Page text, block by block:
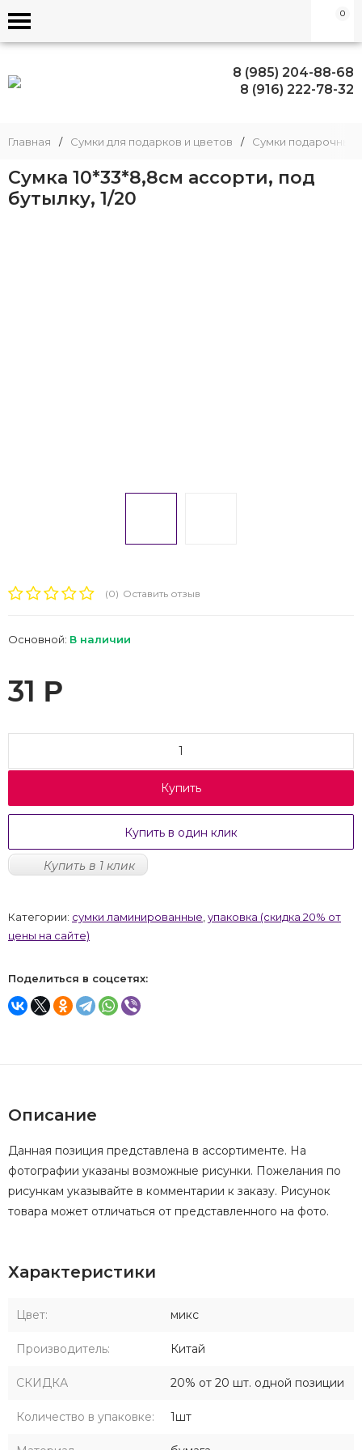
0
8 (985) 204-88-68
8 (916) 222-78-32
Главная / Сумки для подарков и цветов / Сумки подарочные
Сумка 10*33*8,8см ассорти, под
бутылку, 1/20
(0) Оставить отзыв
Основной: В наличии
31 Р
Купить
Купить в один клик
Купить в 1 клик
Категории: сумки ламинированные упаковка (скидка 20% от
цены на сайте)
Поделиться в соцсетях:
Описание
Данная позиция представлена в ассортименте. На
фотографии указаны возможные рисунки. Пожелания по
рисункам указывайте в комментарии к заказу. Рисунок
товара может отличаться от представленного на фото.
Характеристики
Цвет: микс
Производитель: Китай
СКИДКА 20% от 20 шт. одной позиции
Количество в упаковке: 1шт